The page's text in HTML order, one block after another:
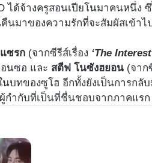
ได้จ้างครูสอนเปียโนมาคนหนึ่ง
คืนมาของความรักที่จะสัมผัสเข้า
ซรก (จากซีรีส์เรื่อง ‘The
นซอ และ สตีฟ โนซังฮยอน (จาก
นบทของซูโฮ อีกทั้งยังเป็นการกลั
กำกับที่เป็นที่ชื่นชอบจากภาคแรก